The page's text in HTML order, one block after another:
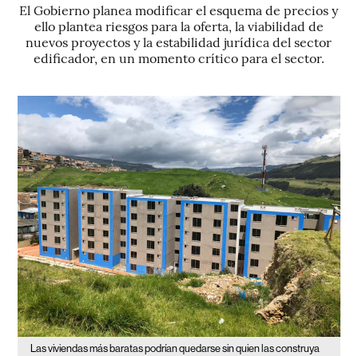
El Gobierno planea modificar el esquema de precios y
ello plantea riesgos para la oferta, la viabilidad de
nuevos proyectos y la estabilidad jurídica del sector
edificador, en un momento crítico para el sector.
Las viviendas más baratas podrían quedarse sin quien las construya